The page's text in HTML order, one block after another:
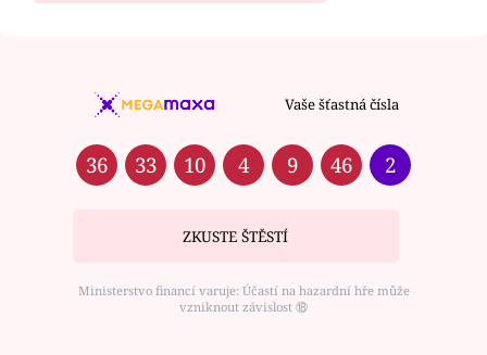
Vaše šťastná čísla
36 33 10 4 9 46 2
ZKUSTE ŠTĚSTÍ
Ministerstvo financí varuje: Účastí na hazardní hře může
vzniknout závislost ⑱